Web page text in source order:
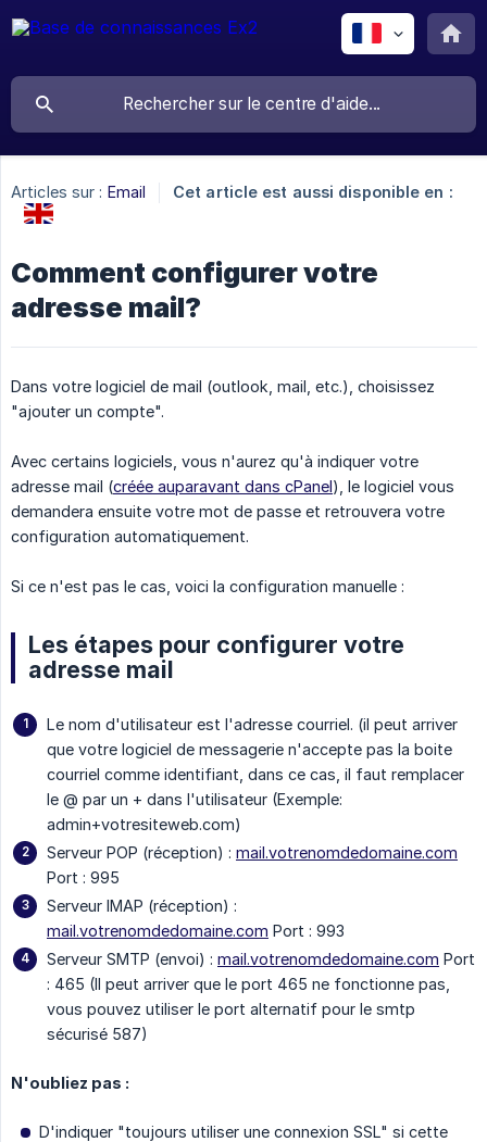
Articles sur : Email Cet article est aussi disponible en :
Comment configurer votre
adresse mail?
Dans votre logiciel de mail (outlook, mail, etc.), choisissez
"ajouter un compte".
Avec certains logiciels, vous n'aurez qu'à indiquer votre
adresse mail (créée auparavant dans cPanel), le logiciel vous
demandera ensuite votre mot de passe et retrouvera votre
configuration automatiquement.
Si ce n'est pas le cas, voici la configuration manuelle :
Les étapes pour configurer votre
adresse mail
Le nom d'utilisateur est l'adresse courriel. (il peut arriver
que votre logiciel de messagerie n'accepte pas la boite
courriel comme identifiant, dans ce cas, il faut remplacer
le @ par un + dans l'utilisateur (Exemple:
admin+votresiteweb.com)
Serveur POP (réception) : mail.votrenomdedomaine.com
Port : 995
Serveur IMAP (réception) :
mail.votrenomdedomaine.com Port : 993
Serveur SMTP (envoi) : mail.votrenomdedomaine.com Port
: 465 (Il peut arriver que le port 465 ne fonctionne pas,
vous pouvez utiliser le port alternatif pour le smtp
sécurisé 587)
N'oubliez pas :
D'indiquer "toujours utiliser une connexion SSL" si cette